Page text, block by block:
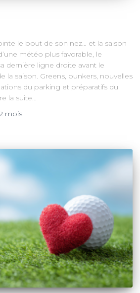
le bout de son nez… et la saison
météo plus favorable, le
dernière ligne droite avant le
la saison. Greens, bunkers, nouvelles
du parking et préparatifs du
la suite…
mois